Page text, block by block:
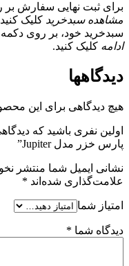
برای ثبت نهایی سفارش
مشاهده سبدخرید کلیک
سبدخرید خود، بر روی
ادامه کلیک کنید.
دیدگاهها
هیچ دیدگاهی برای این
اولین نفری باشید که
پارس خزر مدل Jupiter”
نشانی ایمیل شما منتشر
علامت‌گذاری شده‌اند *
امتیاز شما
دیدگاه شما *